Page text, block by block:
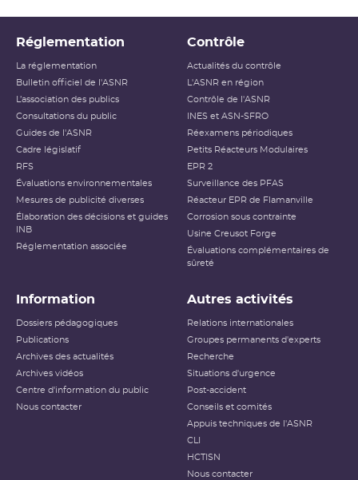
Réglementation
La réglementation
Bulletin officiel de l'ASNR
L’association des publics
Consultations du public
Guides de l'ASNR
Cadre législatif
RFS
Évaluations environnementales
Mesures de publicité diverses
Élaboration des décisions et guides
INB
Réglementation associée
Contrôle
Actualités du contrôle
L'ASNR en région
Contrôle de l'ASNR
INES et ASN-SFRO
Réexamens périodiques
Petits Réacteurs Modulaires
EPR 2
Surveillance des PFAS
Réacteur EPR de Flamanville
Corrosion sous contrainte
Usine Creusot Forge
Évaluations complémentaires de
sûreté
Information
Dossiers pédagogiques
Publications
Archives des actualités
Archives vidéos
Centre d'information du public
Nous contacter
Autres activités
Relations internationales
Groupes permanents d'experts
Recherche
Situations d'urgence
Post-accident
Conseils et comités
Appuis techniques de l'ASNR
CLI
HCTISN
Nous contacter